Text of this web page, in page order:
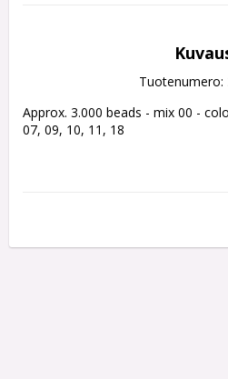
Tuotenumero:
Approx. 3.000 beads - mix 00 -
07, 09, 10, 11, 18